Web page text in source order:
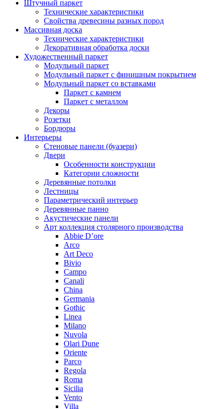
Штучный паркет
Технические характеристики
Свойства древесины разных пород
Массивная доска
Технические характеристики
Декоративная обработка доски
Художественный паркет
Модульный паркет
Модульный паркет с финишным покрытием
Модульный паркет со вставками
Паркет с камнем
Паркет с металлом
Декоры
Розетки
Бордюры
Интерьеры
Стеновые панели (буазери)
Двери
Особенности конструкции
Категории сложности
Деревянные потолки
Лестницы
Параметрический интерьер
Деревянные панно
Акустические панели
Арт коллекция столярного производства
Abbie D’ore
Arco
Art Deco
Bivio
Campo
Canali
China
Germania
Gothic
Linea
Milano
Nuvola
Olari Dune
Oriente
Parco
Regola
Roma
Sicilia
Vento
Villa